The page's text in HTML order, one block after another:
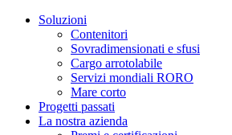
Soluzioni
Contenitori
Sovradimensionati e sfusi
Cargo arrotolabile
Servizi mondiali RORO
Mare corto
Progetti passati
La nostra azienda